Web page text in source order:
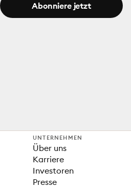
Abonniere jetzt
UNTERNEHMEN
Über uns
Karriere
Investoren
Presse